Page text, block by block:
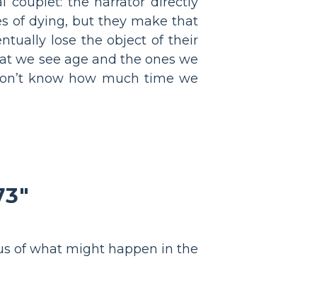
of dying, but they make that
lose the object of their
we see age and the ones we
know how much time we
of what might happen in the